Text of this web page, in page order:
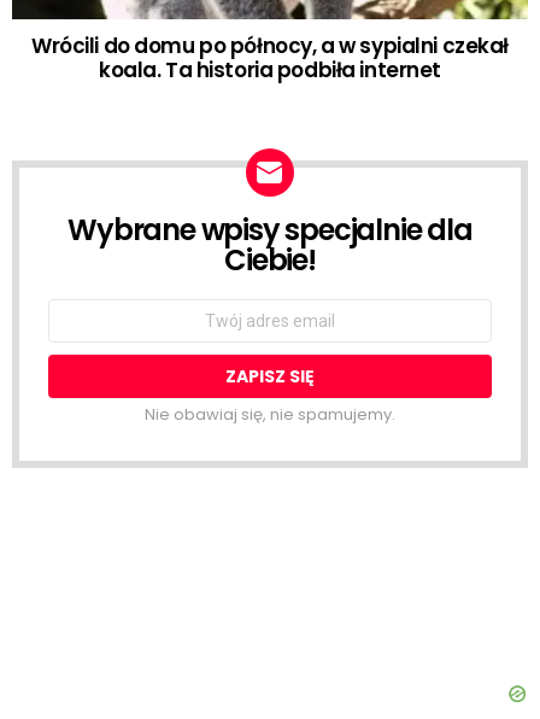
Wrócili do domu po północy, a w sypialni czekał
koala. Ta historia podbiła internet
NEWSLETTER
Wybrane wpisy specjalnie dla
Ciebie!
Nie obawiaj się, nie spamujemy.